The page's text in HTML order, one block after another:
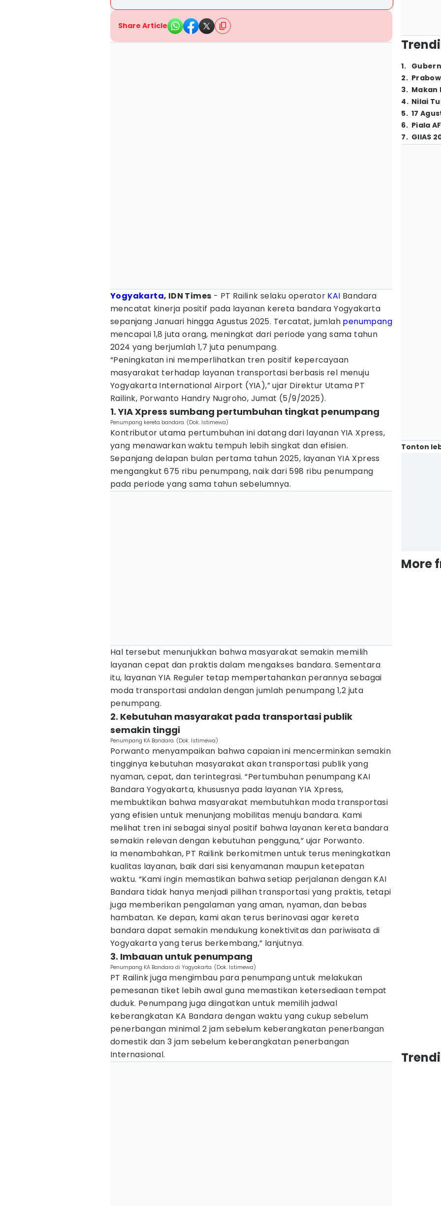
Share Article
Yogyakarta, IDN Times - PT Railink selaku operator KAI Bandara
mencatat kinerja positif pada layanan kereta bandara Yogyakarta
sepanjang Januari hingga Agustus 2025. Tercatat, jumlah penumpang
mencapai 1,8 juta orang, meningkat dari periode yang sama tahun
2024 yang berjumlah 1,7 juta penumpang.
“Peningkatan ini memperlihatkan tren positif kepercayaan
masyarakat terhadap layanan transportasi berbasis rel menuju
Yogyakarta International Airport (YIA),” ujar Direktur Utama PT
Railink, Porwanto Handry Nugroho, Jumat (5/9/2025).
1. YIA Xpress sumbang pertumbuhan tingkat penumpang
Penumpang kereta bandara. (Dok. Istimewa)
Kontributor utama pertumbuhan ini datang dari layanan YIA Xpress,
yang menawarkan waktu tempuh lebih singkat dan efisien.
Sepanjang delapan bulan pertama tahun 2025, layanan YIA Xpress
mengangkut 675 ribu penumpang, naik dari 598 ribu penumpang
pada periode yang sama tahun sebelumnya.
Hal tersebut menunjukkan bahwa masyarakat semakin memilih
layanan cepat dan praktis dalam mengakses bandara. Sementara
itu, layanan YIA Reguler tetap mempertahankan perannya sebagai
moda transportasi andalan dengan jumlah penumpang 1,2 juta
penumpang.
2. Kebutuhan masyarakat pada transportasi publik
semakin tinggi
Penumpang KA Bandara. (Dok. Istimewa)
Porwanto menyampaikan bahwa capaian ini mencerminkan semakin
tingginya kebutuhan masyarakat akan transportasi publik yang
nyaman, cepat, dan terintegrasi. “Pertumbuhan penumpang KAI
Bandara Yogyakarta, khususnya pada layanan YIA Xpress,
membuktikan bahwa masyarakat membutuhkan moda transportasi
yang efisien untuk menunjang mobilitas menuju bandara. Kami
melihat tren ini sebagai sinyal positif bahwa layanan kereta bandara
semakin relevan dengan kebutuhan pengguna,” ujar Porwanto.
Ia menambahkan, PT Railink berkomitmen untuk terus meningkatkan
kualitas layanan, baik dari sisi kenyamanan maupun ketepatan
waktu. “Kami ingin memastikan bahwa setiap perjalanan dengan KAI
Bandara tidak hanya menjadi pilihan transportasi yang praktis, tetapi
juga memberikan pengalaman yang aman, nyaman, dan bebas
hambatan. Ke depan, kami akan terus berinovasi agar kereta
bandara dapat semakin mendukung konektivitas dan pariwisata di
Yogyakarta yang terus berkembang,” lanjutnya.
3. Imbauan untuk penumpang
Penumpang KA Bandara di Yogyakarta. (Dok. Istimewa)
PT Railink juga mengimbau para penumpang untuk melakukan
pemesanan tiket lebih awal guna memastikan ketersediaan tempat
duduk. Penumpang juga diingatkan untuk memilih jadwal
keberangkatan KA Bandara dengan waktu yang cukup sebelum
penerbangan minimal 2 jam sebelum keberangkatan penerbangan
domestik dan 3 jam sebelum keberangkatan penerbangan
Internasional.
1.
2.
3. Makan
4. Nilai
5. 17
6. Piala
7. GIIAS
Tonton
More